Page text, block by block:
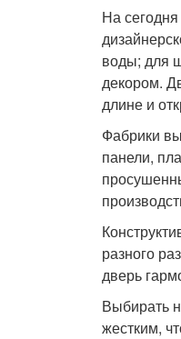
На
воды; для
декором.
длине и
Фабрики
панели,
разного
дверь
Выбирать
жестким,